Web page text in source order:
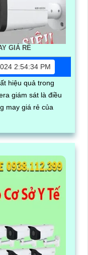
GIÁ RẺ
2:54:34 PM
hiệu quả trong
giám sát là điều